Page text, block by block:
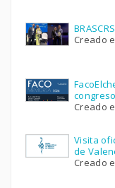
Creado
congreso
Creado
Visita
de
Creado